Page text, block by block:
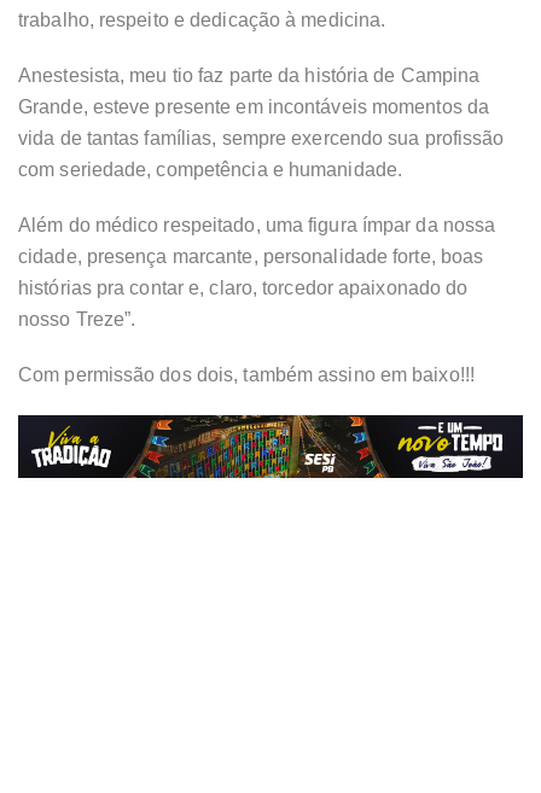
trabalho, respeito e dedicação à medicina.
Anestesista, meu tio faz parte da história de Campina
Grande, esteve presente em incontáveis momentos da
vida de tantas famílias, sempre exercendo sua profissão
com seriedade, competência e humanidade.
Além do médico respeitado, uma figura ímpar da nossa
cidade, presença marcante, personalidade forte, boas
histórias pra contar e, claro, torcedor apaixonado do
nosso Treze”.
Com permissão dos dois, também assino em baixo!!!